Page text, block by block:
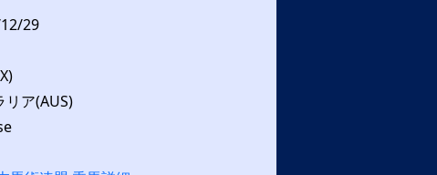
29
リア(AUS)